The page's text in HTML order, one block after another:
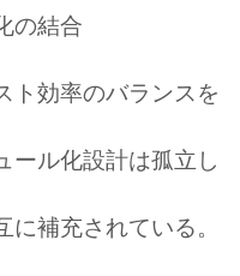
の結合
ト効率のバランスを
ール化設計は孤立し
補充されている。